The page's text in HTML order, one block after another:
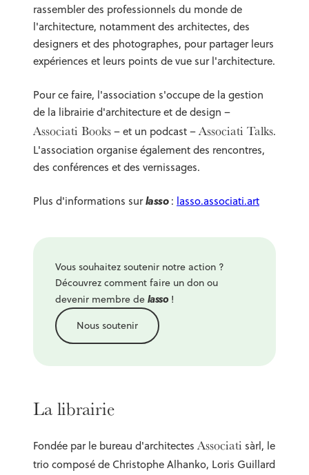
rassembler des professionnels du monde de
l'architecture, notamment des architectes, des
designers et des photographes, pour partager leurs
expériences et leurs points de vue sur l'architecture.
Pour ce faire, l'association s'occupe de la gestion
de la librairie d'architecture et de design –
Associati Books– et un podcast –Associati Talks.
L'association organise également des rencontres,
des conférences et des vernissages.
Plus d'informations surlasso: lasso.associati.art
Vous souhaitez soutenir notre action ?
Découvrez comment faire un don ou
devenir membre de lasso!
Nous soutenir
La librairie
Fondée par le bureau d'architectes Associati sàrl, le
trio composé de Christophe Alhanko, Loris Guillard